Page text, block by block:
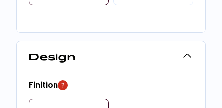
Design
Finition